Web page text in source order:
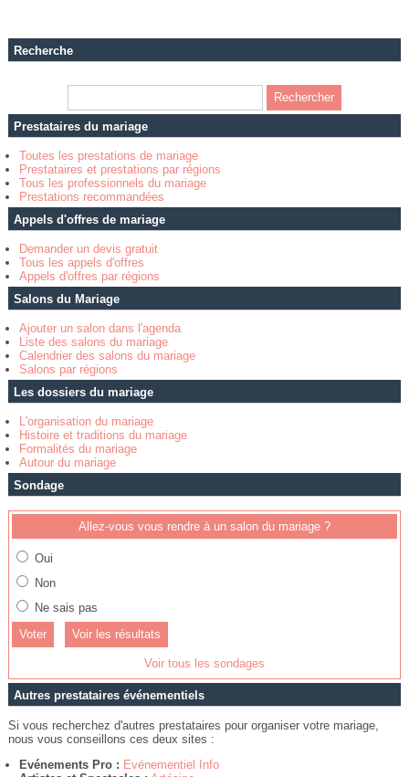
Recherche
Prestataires du mariage
Toutes les prestations de mariage
Prestataires et prestations par régions
Tous les professionnels du mariage
Prestations recommandées
Appels d'offres de mariage
Demander un devis gratuit
Tous les appels d'offres
Appels d'offres par régions
Salons du Mariage
Ajouter un salon dans l'agenda
Liste des salons du mariage
Calendrier des salons du mariage
Salons par régions
Les dossiers du mariage
L'organisation du mariage
Histoire et traditions du mariage
Formalités du mariage
Autour du mariage
Sondage
Allez-vous vous rendre à un salon du mariage ?
Oui
Non
Ne sais pas
Voir les résultats
Voir tous les sondages
Autres prestataires événementiels
Si vous recherchez d'autres prestataires pour organiser votre mariage,
nous vous conseillons ces deux sites :
Evénements Pro : Evénementiel Info